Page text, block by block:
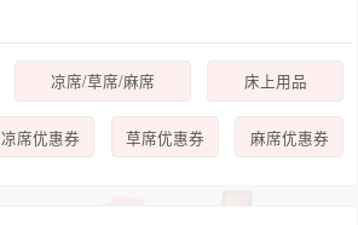
凉席/草席/麻席 床上用品
凉席优惠券 草席优惠券 麻席优惠券